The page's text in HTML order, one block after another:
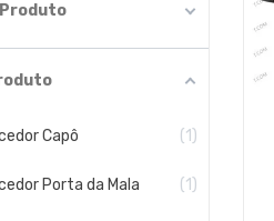
Produto
Capô 1
Porta da Mala 1